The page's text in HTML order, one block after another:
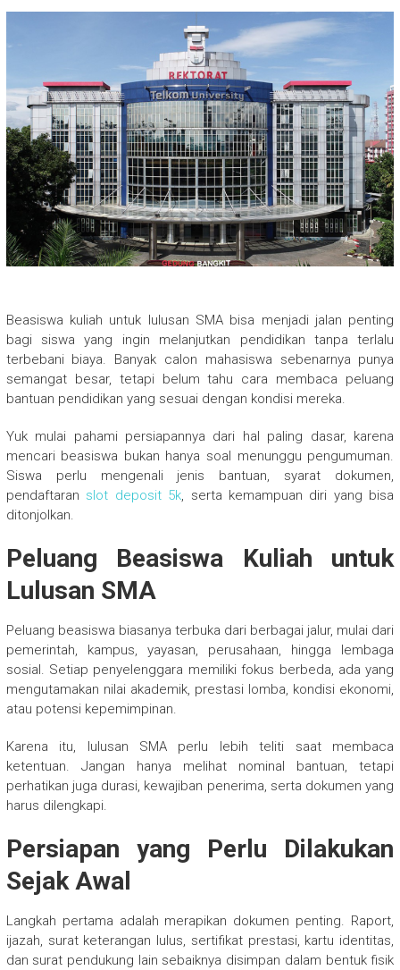
Beasiswa kuliah untuk lulusan SMA bisa menjadi jalan penting
bagi siswa yang ingin melanjutkan pendidikan tanpa terlalu
terbebani biaya. Banyak calon mahasiswa sebenarnya punya
semangat besar, tetapi belum tahu cara membaca peluang
bantuan pendidikan yang sesuai dengan kondisi mereka.
Yuk mulai pahami persiapannya dari hal paling dasar, karena
mencari beasiswa bukan hanya soal menunggu pengumuman.
Siswa perlu mengenali jenis bantuan, syarat dokumen,
pendaftaran slot deposit 5k, serta kemampuan diri yang bisa
ditonjolkan.
Peluang Beasiswa Kuliah untuk
Lulusan SMA
Peluang beasiswa biasanya terbuka dari berbagai jalur, mulai dari
pemerintah, kampus, yayasan, perusahaan, hingga lembaga
sosial. Setiap penyelenggara memiliki fokus berbeda, ada yang
mengutamakan nilai akademik, prestasi lomba, kondisi ekonomi,
atau potensi kepemimpinan.
Karena itu, lulusan SMA perlu lebih teliti saat membaca
ketentuan. Jangan hanya melihat nominal bantuan, tetapi
perhatikan juga durasi, kewajiban penerima, serta dokumen yang
harus dilengkapi.
Persiapan yang Perlu Dilakukan
Sejak Awal
Langkah pertama adalah merapikan dokumen penting. Raport,
ijazah, surat keterangan lulus, sertifikat prestasi, kartu identitas,
dan surat pendukung lain sebaiknya disimpan dalam bentuk fisik